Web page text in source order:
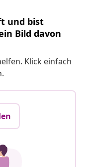
und bist
Bild davon
Klick einfach